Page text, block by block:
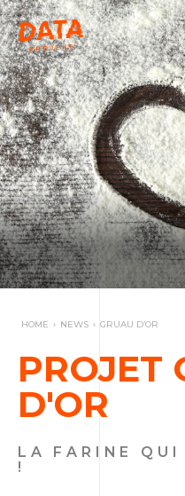
HOME › NEWS › GRUAU D’OR
PROJET
D'OR
LA FARINE QUI
!